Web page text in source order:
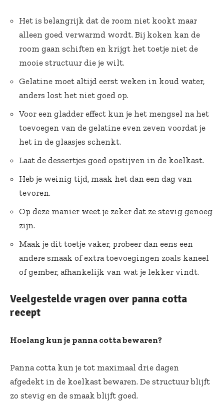
Het is belangrijk dat de room niet kookt maar
alleen goed verwarmd wordt. Bij koken kan de
room gaan schiften en krijgt het toetje niet de
mooie structuur die je wilt.
Gelatine moet altijd eerst weken in koud water,
anders lost het niet goed op.
Voor een gladder effect kun je het mengsel na het
toevoegen van de gelatine even zeven voordat je
het in de glaasjes schenkt.
Laat de dessertjes goed opstijven in de koelkast.
Heb je weinig tijd, maak het dan een dag van
tevoren.
Op deze manier weet je zeker dat ze stevig genoeg
zijn.
Maak je dit toetje vaker, probeer dan eens een
andere smaak of extra toevoegingen zoals kaneel
of gember, afhankelijk van wat je lekker vindt.
Veelgestelde vragen over panna cotta
recept
Hoelang kun je panna cotta bewaren?
Panna cotta kun je tot maximaal drie dagen
afgedekt in de koelkast bewaren. De structuur blijft
zo stevig en de smaak blijft goed.